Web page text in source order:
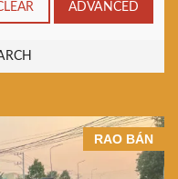
ADVANCED
RAO BÁN